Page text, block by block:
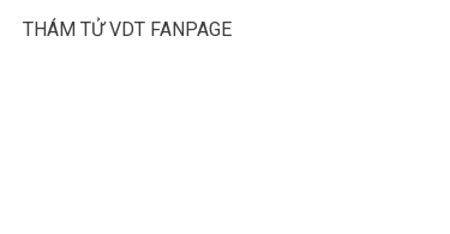
THÁM TỬ VDT FANPAGE